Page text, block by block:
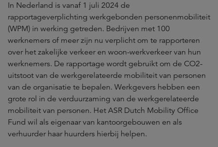
In Nederland is vanaf 1 juli 2024 de
rapportageverplichting werkgebonden personenmobiliteit
(WPM) in werking getreden. Bedrijven met 100
werknemers of meer zijn nu verplicht om te rapporteren
over het zakelijke verkeer en woon-werkverkeer van hun
werknemers. De rapportage wordt gebruikt om de CO2-
uitstoot van de werkgerelateerde mobiliteit van personen
van de organisatie te bepalen. Werkgevers hebben een
grote rol in de verduurzaming van de werkgerelateerde
mobiliteit van personen. Het ASR Dutch Mobility Office
Fund wil als eigenaar van kantoorgebouwen en als
verhuurder haar huurders hierbij helpen.